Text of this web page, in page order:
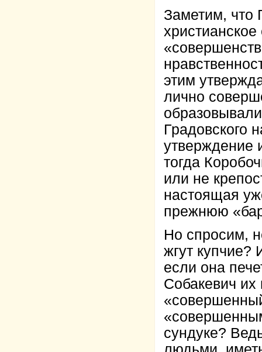
Заметим, что
этим
лично
Градовского
утверждение
тогда
или не
настоящая
прежнюю
Но спросим,
жгут купчие?
если она
Собакевич
сундуке?